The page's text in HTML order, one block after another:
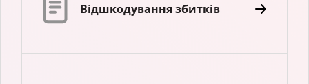
Відшкодування збитків